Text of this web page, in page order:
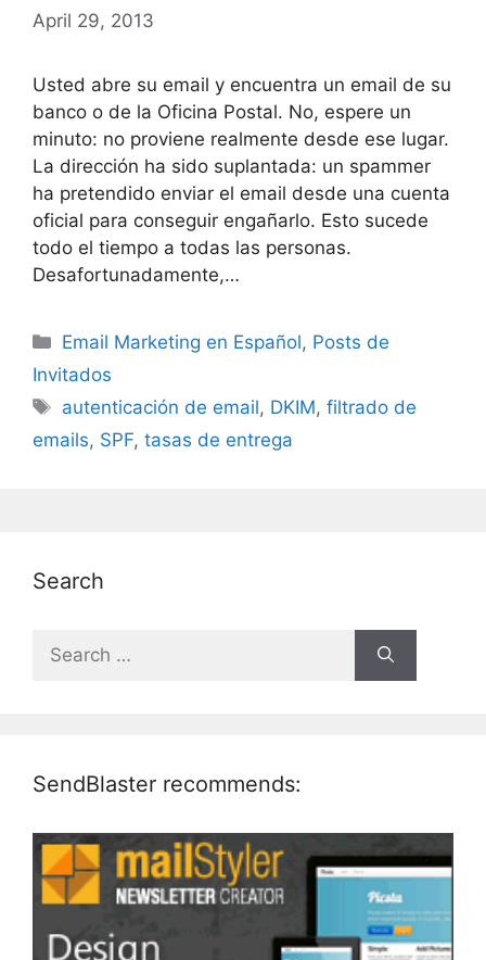
April 29, 2013
Usted abre su email y encuentra un email de su
banco o de la Oficina Postal. No, espere un
minuto: no proviene realmente desde ese lugar.
La dirección ha sido suplantada: un spammer
ha pretendido enviar el email desde una cuenta
oficial para conseguir engañarlo. Esto sucede
todo el tiempo a todas las personas.
Desafortunadamente,…
Categories
Email Marketing en Español, Posts de
Invitados
Tags
autenticación de email, DKIM,filtrado de
emails, SPF, tasas de entrega
Search
Search
SendBlaster recommends: